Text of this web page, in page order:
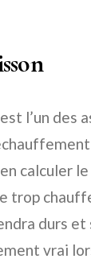
l’un des
calculer
trop
durs et
vrai